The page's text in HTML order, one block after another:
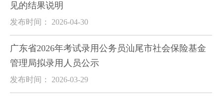
见的结果说明
发布时间： 2026-04-30
广东省2026年考试录用公务员汕尾市社会保险基金
管理局拟录用人员公示
发布时间： 2026-03-29